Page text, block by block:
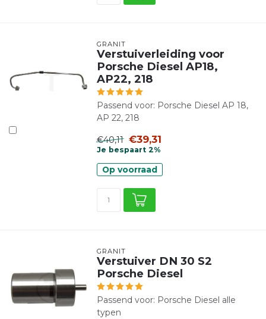
GRANIT
Verstuiverleiding voor
Porsche Diesel AP18,
AP22, 218
Passend voor: Porsche Diesel AP 18,
AP 22, 218
€40,11 €39,31
Je bespaart 2%
Op voorraad
GRANIT
Verstuiver DN 30 S2
Porsche Diesel
Passend voor: Porsche Diesel alle
typen